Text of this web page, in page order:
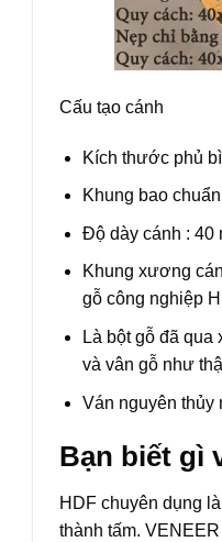
Cấu tạo cánh
Kích thước phủ
Khung bao
Độ dày cánh : 40
Khung xương
gỗ công nghiệp
Là bột gỗ đã
và vân gỗ như
Ván nguyên thủy
Bạn biết gì
HDF chuyên dụng
thành tấm.